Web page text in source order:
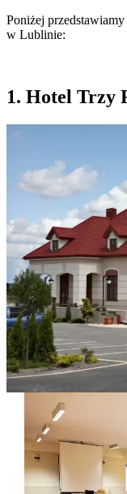
Poniżej
w Lublinie:
1. Hotel Trzy